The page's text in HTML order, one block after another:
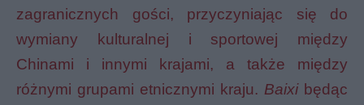
zagranicznych gości, przyczyniając się do
wymiany kulturalnej i sportowej między
Chinami i innymi krajami, a także między
różnymi grupami etnicznymi kraju. Baixibędąc